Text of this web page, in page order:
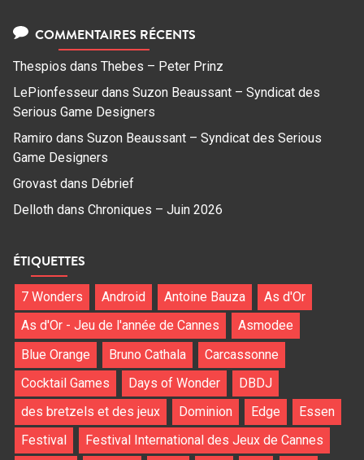
COMMENTAIRES RÉCENTS
Thespios dans Thebes – Peter Prinz
LePionfesseur dans Suzon Beaussant – Syndicat des
Serious Game Designers
Ramiro dans Suzon Beaussant – Syndicat des Serious
Game Designers
Grovast dans Débrief
Delloth dans Chroniques – Juin 2026
ÉTIQUETTES
7 Wonders Android Antoine Bauza
As d'Or
As d'Or - Jeu de l'année de Cannes
Asmodee
Blue Orange
Bruno Cathala
Carcassonne
Cocktail Games
Days of Wonder
DBDJ
des bretzels et des jeux
Dominion Edge
Essen
Festival
Festival International des Jeux de Cannes